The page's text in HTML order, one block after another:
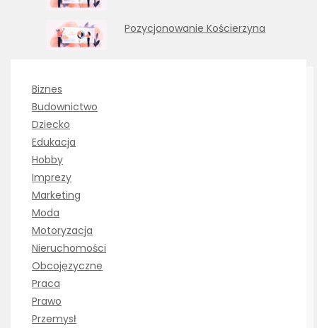
Pozycjonowanie Kościerzyna
Biznes
Budownictwo
Dziecko
Edukacja
Hobby
Imprezy
Marketing
Moda
Motoryzacja
Nieruchomości
Obcojęzyczne
Praca
Prawo
Przemysł